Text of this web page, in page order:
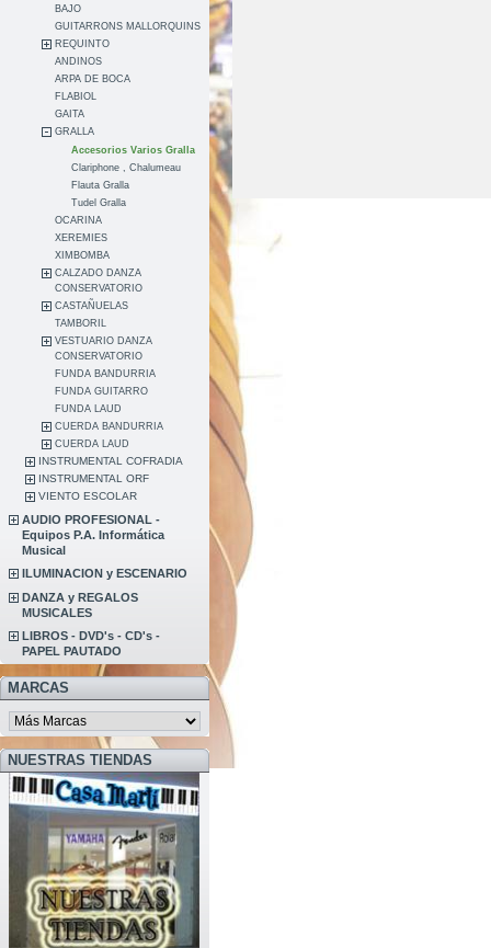
BAJO
GUITARRONS MALLORQUINS
REQUINTO
ANDINOS
ARPA DE BOCA
FLABIOL
GAITA
GRALLA
Accesorios Varios Gralla
Clariphone , Chalumeau
Flauta Gralla
Tudel Gralla
OCARINA
XEREMIES
XIMBOMBA
CALZADO DANZA
CONSERVATORIO
CASTAÑUELAS
TAMBORIL
VESTUARIO DANZA
CONSERVATORIO
FUNDA BANDURRIA
FUNDA GUITARRO
FUNDA LAUD
CUERDA BANDURRIA
CUERDA LAUD
INSTRUMENTAL COFRADIA
INSTRUMENTAL ORF
VIENTO ESCOLAR
AUDIO PROFESIONAL -
Equipos P.A. Informática
Musical
ILUMINACION y ESCENARIO
DANZA y REGALOS
MUSICALES
LIBROS - DVD's - CD's -
PAPEL PAUTADO
MARCAS
NUESTRAS TIENDAS